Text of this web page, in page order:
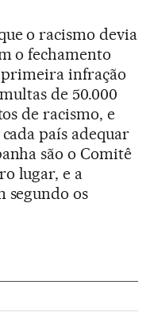
o racismo devia
o fechamento
infração
de 50.000
de racismo, e
país adequar
são o Comitê
lugar, e a
segundo os